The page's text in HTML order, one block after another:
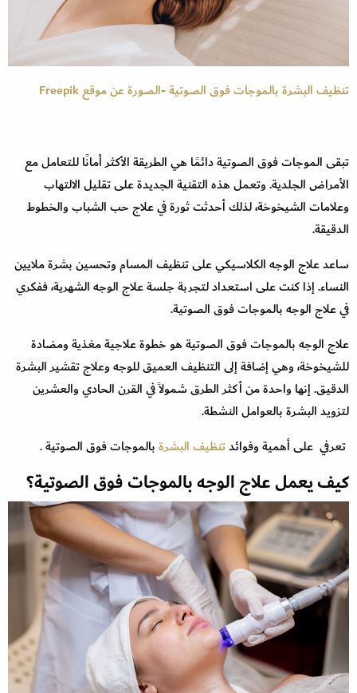
تنظيف البشرة بالموجات فوق الصوتية -الصورة عن موقع Freepik
تبقى الموجات فوق الصوتية دائمًا هي الطريقة الأكثر أمانًا للتعامل مع
الأمراض الجلدية. وتعمل هذه التقنية الجديدة على تقليل الالتهاب
وعلامات الشيخوخة، لذلك أحدثت ثورة في علاج حب الشباب والخطوط
الدقيقة.
ساعد علاج الوجه الكلاسيكي على تنظيف المسام وتحسين بشرة ملايين
النساء. إذا كنت على استعداد لتجربة جلسة علاج الوجه الشهرية، ففكري
في علاج الوجه بالموجات فوق الصوتية.
علاج الوجه بالموجات فوق الصوتية هو خطوة علاجية مغذية ومضادة
للشيخوخة، وهي إضافة إلى التنظيف العميق للوجه وعلاج تقشير البشرة
الدقيق. إنها واحدة من أكثر الطرق شمولاً في القرن الحادي والعشرين
لتزويد البشرة بالعوامل النشطة.
تعرفي على أهمية وفوائدتنظيف البشرةبالموجات فوق الصوتية .
كيف يعمل علاج الوجه بالموجات فوق الصوتية؟